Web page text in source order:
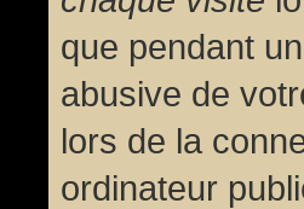
que pendant
abusive de
lors de la
ordinateur